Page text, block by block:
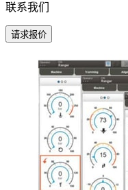
联系我们
请求报价